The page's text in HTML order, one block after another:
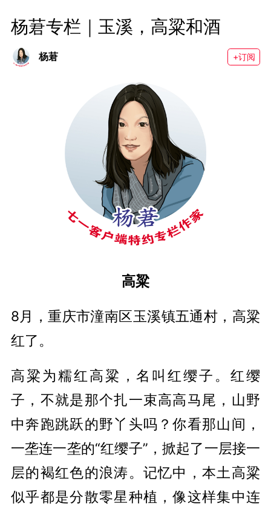
杨莙专栏｜玉溪，高粱和酒
杨莙 +订阅
高粱
8月，重庆市潼南区玉溪镇五通村，高粱
红了。
高粱为糯红高粱，名叫红缨子。红缨
子，不就是那个扎一束高高马尾，山野
中奔跑跳跃的野丫头吗？你看那山间，
一垄连一垄的“红缨子”，掀起了一层接一
层的褐红色的浪涛。记忆中，本土高粱
似乎都是分散零星种植，像这样集中连